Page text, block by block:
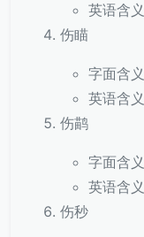
英语含
伤瞄
字面含
英语含
伤鹋
字面含
英语含
伤秒